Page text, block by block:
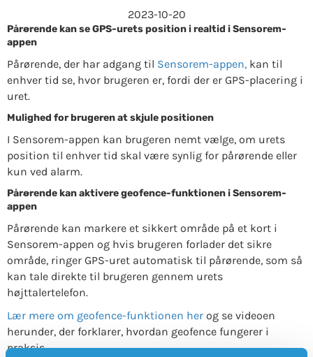
2023-10-20
Pårørende kan se GPS-urets position i realtid i Sensorem-
appen
Pårørende, der har adgang til Sensorem-appen,kan til
enhver tid se, hvor brugeren er, fordi der er GPS-placering i
uret.
Mulighed for brugeren at skjule positionen
I Sensorem-appen kan brugeren nemt vælge, om urets
position til enhver tid skal være synlig for pårørende eller
kun ved alarm.
Pårørende kan aktivere geofence-funktionen i Sensorem-
appen
Pårørende kan markere et sikkert område på et kort i
Sensorem-appen og hvis brugeren forlader det sikre
område, ringer GPS-uret automatisk til pårørende, som så
kan tale direkte til brugeren gennem urets
højttalertelefon.
Lær mere om geofence-funktionen herog se videoen
herunder, der forklarer, hvordan geofence fungerer i
praksis.